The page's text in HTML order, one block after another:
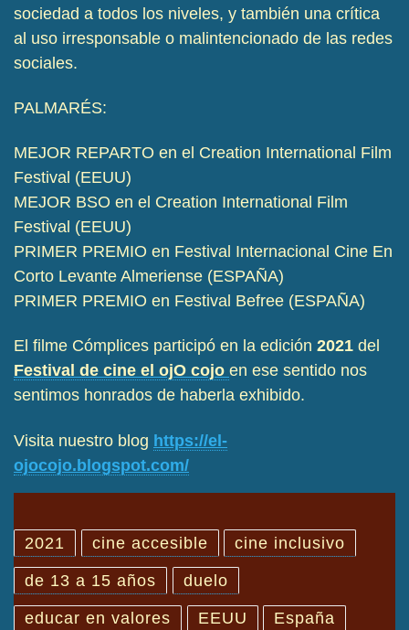
sociedad a todos los niveles, y también una crítica
al uso irresponsable o malintencionado de las redes
sociales.
PALMARÉS:
MEJOR REPARTO en el Creation International Film
Festival (EEUU)
MEJOR BSO en el Creation International Film
Festival (EEUU)
PRIMER PREMIO en Festival Internacional Cine En
Corto Levante Almeriense (ESPAÑA)
PRIMER PREMIO en Festival Befree (ESPAÑA)
El filme Cómplices participó en la edición 2021 del
Festival de cine el ojO cojo en ese sentido nos
sentimos honrados de haberla exhibido.
Visita nuestro blog https://el-
ojocojo.blogspot.com/
2021 cine accesible cine inclusivo
de 13 a 15 años duelo
educar en valores EEUU España